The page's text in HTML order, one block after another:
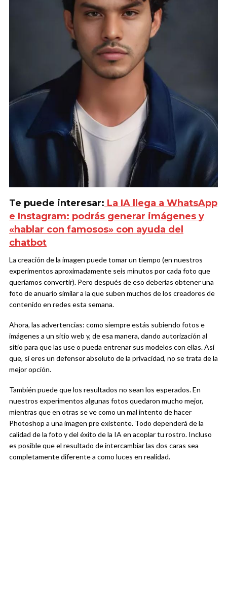
Te puede interesar: La IA llega a WhatsApp
e Instagram: podrás generar imágenes y
«hablar con famosos» con ayuda del
chatbot
La creación de la imagen puede tomar un tiempo (en nuestros
experimentos aproximadamente seis minutos por cada foto que
queríamos convertir). Pero después de eso deberías obtener una
foto de anuario similar a la que suben muchos de los creadores de
contenido en redes esta semana.
Ahora, las advertencias: como siempre estás subiendo fotos e
imágenes a un sitio web y, de esa manera, dando autorización al
sitio para que las use o pueda entrenar sus modelos con ellas. Así
que, si eres un defensor absoluto de la privacidad, no se trata de la
mejor opción.
También puede que los resultados no sean los esperados. En
nuestros experimentos algunas fotos quedaron mucho mejor,
mientras que en otras se ve como un mal intento de hacer
Photoshop a una imagen pre existente. Todo dependerá de la
calidad de la foto y del éxito de la IA en acoplar tu rostro. Incluso
es posible que el resultado de intercambiar las dos caras sea
completamente diferente a como luces en realidad.